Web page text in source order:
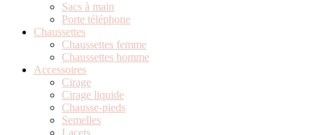
Sacs à main
Porte téléphone
Chaussettes
Chaussettes femme
Chaussettes homme
Accessoires
Cirage
Cirage liquide
Chausse-pieds
Semelles
Lacets